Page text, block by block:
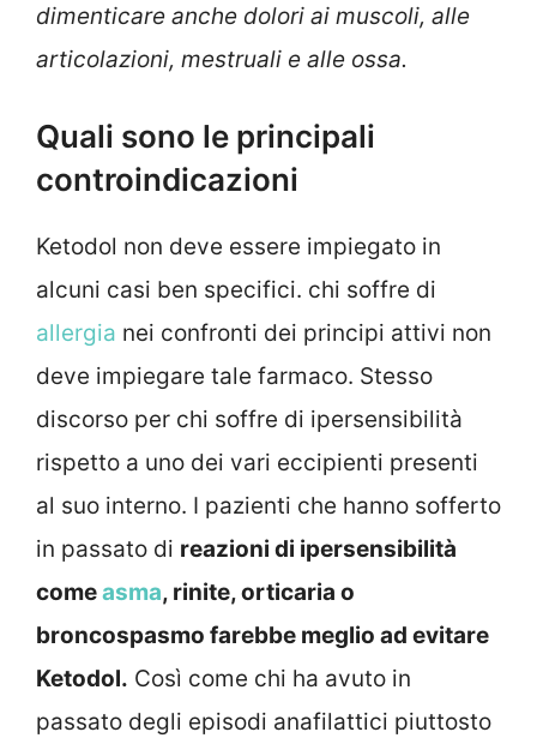
dimenticare anche dolori ai muscoli, alle
articolazioni, mestruali e alle ossa.
Quali sono le principali
controindicazioni
Ketodol non deve essere impiegato in
alcuni casi ben specifici. chi soffre di
allergia nei confronti dei principi attivi non
deve impiegare tale farmaco. Stesso
discorso per chi soffre di ipersensibilità
rispetto a uno dei vari eccipienti presenti
al suo interno. I pazienti che hanno sofferto
in passato di reazioni di ipersensibilità
comeasma, rinite, orticaria o
broncospasmo farebbe meglio ad evitare
Ketodol. Così come chi ha avuto in
passato degli episodi anafilattici piuttosto